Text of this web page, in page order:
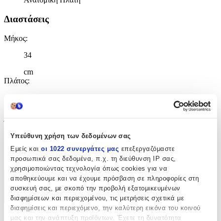
Υπεύθυνη χρήση των δεδομένων σας
Εμείς και οι 1022 συνεργάτες μας επεξεργαζόμαστε
προσωπικά σας δεδομένα, π.χ. τη διεύθυνση IP σας,
χρησιμοποιώντας τεχνολογία όπως cookies για να
αποθηκεύουμε και να έχουμε πρόσβαση σε πληροφορίες στη
συσκευή σας, με σκοπό την προβολή εξατομικευμένων
διαφημίσεων και περιεχομένου, τις μετρήσεις σχετικά με
διαφημίσεις και περιεχόμενο, την καλύτερη εικόνα του κοινού
μας και την ανάπτυξη προϊόντων. Έχετε τη δυνατότητα
Διαστάσεις
Μήκος:
34
cm
Πλάτος:
45
cm
Χαρακτηριστικά
+